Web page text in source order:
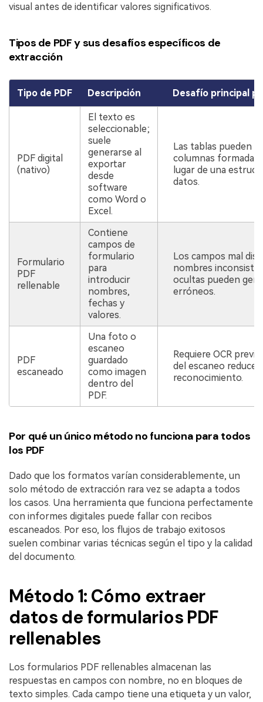
visual antes de identificar valores significativos.
Tipos de PDF y sus desafíos específicos de
extracción
Tipo de PDF Descripción Desafío principal
PDF digital
(nativo)
El texto es
seleccionable;
suele
generarse al
exportar
desde
software
como Word o
Excel.
Las tablas pueden
columnas formadas
lugar de una
datos.
Formulario
PDF
rellenable
Contiene
campos de
formulario
para
introducir
nombres,
fechas y
valores.
Los campos mal
nombres
ocultas pueden
erróneos.
PDF
escaneado
Una foto o
escaneo
guardado
como imagen
dentro del
PDF.
Requiere OCR
del escaneo reduce
reconocimiento.
Por qué un único método no funciona para todos
los PDF
Dado que los formatos varían considerablemente, un
solo método de extracción rara vez se adapta a todos
los casos. Una herramienta que funciona perfectamente
con informes digitales puede fallar con recibos
escaneados. Por eso, los flujos de trabajo exitosos
suelen combinar varias técnicas según el tipo y la calidad
del documento.
Método 1: Cómo extraer
datos de formularios PDF
rellenables
Los formularios PDF rellenables almacenan las
respuestas en campos con nombre, no en bloques de
texto simples. Cada campo tiene una etiqueta y un valor,